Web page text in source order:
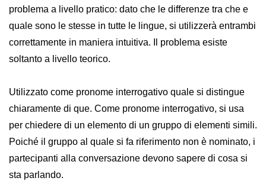
problema a livello pratico: dato che le differenze tra che e
quale sono le stesse in tutte le lingue, si utilizzerà entrambi
correttamente in maniera intuitiva. Il problema esiste
soltanto a livello teorico.
Utilizzato come pronome interrogativo quale si distingue
chiaramente di que. Come pronome interrogativo, si usa
per chiedere di un elemento di un gruppo di elementi simili.
Poiché il gruppo al quale si fa riferimento non è nominato, i
partecipanti alla conversazione devono sapere di cosa si
sta parlando.